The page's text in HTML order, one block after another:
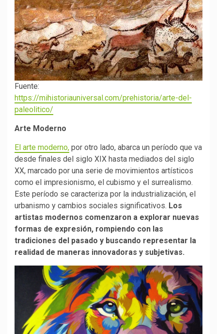
Fuente:
https://mihistoriauniversal.com/prehistoria/arte-del-
paleolitico/
Arte Moderno
El arte moderno, por otro lado, abarca un período que va
desde finales del siglo XIX hasta mediados del siglo
XX, marcado por una serie de movimientos artísticos
como el impresionismo, el cubismo y el surrealismo.
Este período se caracteriza por la industrialización, el
urbanismo y cambios sociales significativos. Los
artistas modernos comenzaron a explorar nuevas
formas de expresión, rompiendo con las
tradiciones del pasado y buscando representar la
realidad de maneras innovadoras y subjetivas.